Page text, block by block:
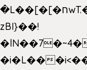
�L��[�[�חwT.���\�9�0�Ysi9Jy�P���!7���,�>�P�z�k��-
zBI}��!
�i�L��